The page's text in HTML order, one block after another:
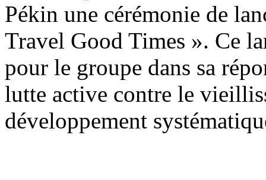
Pékin une cérémonie de
Travel Good Times ». Ce
pour le groupe dans sa
lutte active contre le
développement